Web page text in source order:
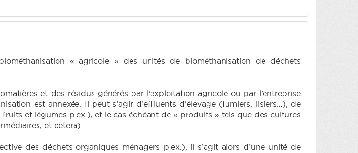
« agricole » des unités de biométhanisation de déchets
et des résidus générés par l’exploitation agricole ou par l’entreprise
est annexée. Il peut s’agir d’effluents d'élevage (fumiers, lisiers…), de
et légumes p.ex.), et le cas échéant de « produits » tels que des cultures
et cetera).
des déchets organiques ménagers p.ex.), il s’agit alors d’une unité de